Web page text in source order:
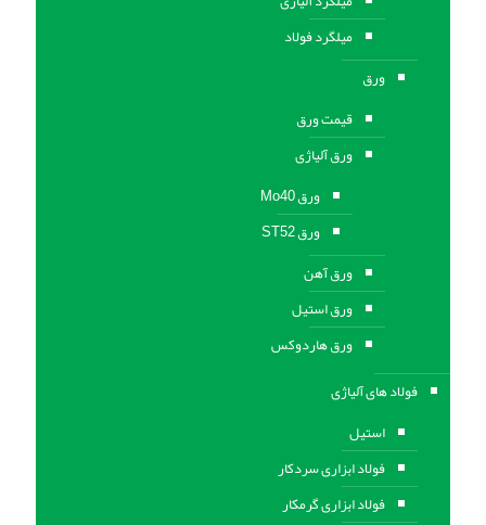
میلگرد فولاد
ورق
قیمت ورق
ورق آلیاژی
ورق Mo40
ورق ST52
ورق آهن
ورق استيل
ورق هاردوکس
فولاد های آلیاژی
استیل
فولاد ابزاری سردکار
فولاد ابزاری گرمکار